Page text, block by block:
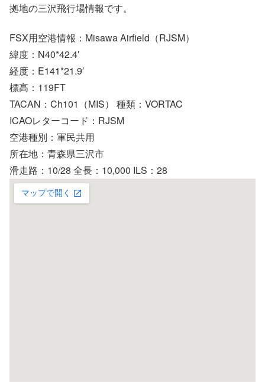
拠地の三沢飛行場情報です。
FSX用空港情報：Misawa Airfield（RJSM）
緯度：N40*42.4′
経度：E141*21.9′
標高：119FT
TACAN：Ch101（MIS） 種類：VORTAC
ICAOレターコード：RJSM
空港種別：軍民共用
所在地：青森県三沢市
滑走路：10/28 全長：10,000 ILS：28